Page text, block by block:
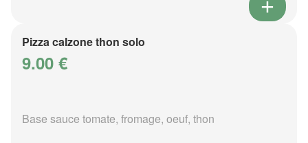
Pizza calzone thon solo
9.00 €
Base sauce tomate, fromage, oeuf, thon